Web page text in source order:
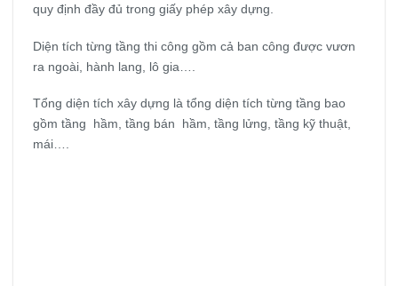
quy định đầy đủ trong giấy phép xây dựng.
Diện tích từng tầng thi công gồm cả ban công được vươn
ra ngoài, hành lang, lô gia….
Tổng diện tích xây dựng là tổng diện tích từng tầng bao
gồm tầng hầm, tầng bán hầm, tầng lửng, tầng kỹ thuật,
mái….